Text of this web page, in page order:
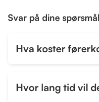
Svar på dine spørsmål
Hva koster
Hvor lang tid vil